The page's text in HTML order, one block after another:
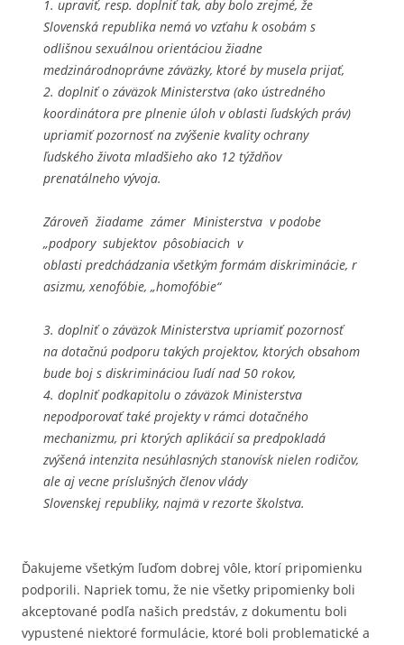
1. upraviť, resp. doplniť tak, aby bolo zrejmé, že
Slovenská republika nemá vo vzťahu k osobám s
odlišnou sexuálnou orientáciou žiadne
medzinárodnoprávne záväzky, ktoré by musela prijať,
2. doplniť o záväzok Ministerstva (ako ústredného
koordinátora pre plnenie úloh v oblasti ľudských práv)
upriamiť pozornosť na zvýšenie kvality ochrany
ľudského života mladšieho ako 12 týždňov
prenatálneho vývoja.
Zároveň žiadame zámer Ministerstva v podobe
„podpory subjektov pôsobiacich v
oblasti predchádzania všetkým formám diskriminácie, r
asizmu, xenofóbie, „homofóbie“
3. doplniť o záväzok Ministerstva upriamiť pozornosť
na dotačnú podporu takých projektov, ktorých obsahom
bude boj s diskrimináciou ľudí nad 50 rokov,
4. doplniť podkapitolu o záväzok Ministerstva
nepodporovať také projekty v rámci dotačného
mechanizmu, pri ktorých aplikácií sa predpokladá
zvýšená intenzita nesúhlasných stanovísk nielen rodičov,
ale aj vecne príslušných členov vlády
Slovenskej republiky, najmä v rezorte školstva.
Ďakujeme všetkým ľuďom dobrej vôle, ktorí pripomienku
podporili. Napriek tomu, že nie všetky pripomienky boli
akceptované podľa našich predstáv, z dokumentu boli
vypustené niektoré formulácie, ktoré boli problematické a